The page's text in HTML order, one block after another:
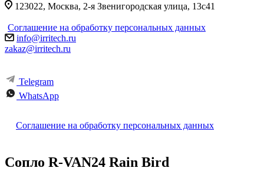
123022, Москва, 2-я Звенигородская улица, 13с41
Соглашение на обработку персональных данных
info@irritech.ru
zakaz@irritech.ru
Telegram
WhatsApp
Соглашение на обработку персональных данных
Сопло R-VAN24 Rain Bird